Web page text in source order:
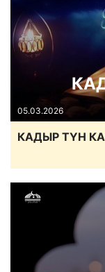
05.03.2026
КАДЫР ТҮН